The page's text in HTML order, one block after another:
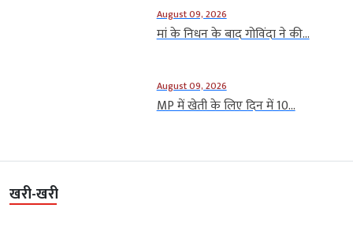
August 09, 2026
मां के निधन के बाद गोविंदा ने की...
August 09, 2026
MP में खेती के लिए दिन में 10...
खरी-खरी